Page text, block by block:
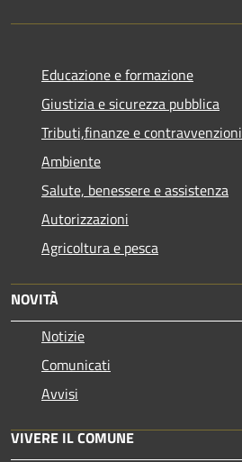
Educazione e formazione
Giustizia e sicurezza pubblica
Tributi,finanze e contravvenzioni
Ambiente
Salute, benessere e assistenza
Autorizzazioni
Agricoltura e pesca
NOVITÀ
Notizie
Comunicati
Avvisi
VIVERE IL COMUNE